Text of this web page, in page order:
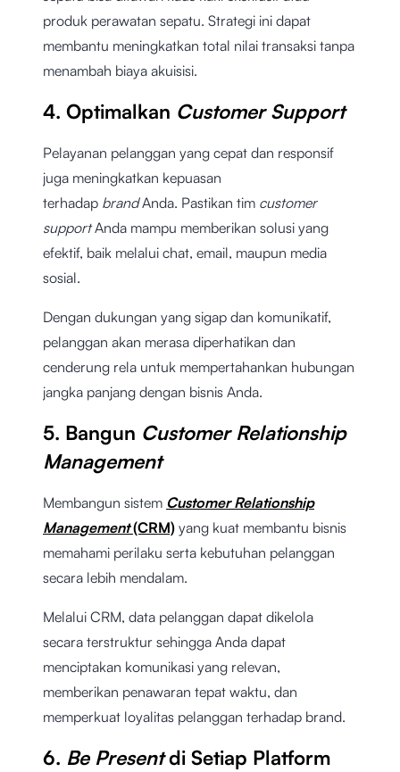
produk perawatan sepatu. Strategi ini dapat
membantu meningkatkan total nilai transaksi tanpa
menambah biaya akuisisi.
4. Optimalkan Customer Support
Pelayanan pelanggan yang cepat dan responsif
juga meningkatkan kepuasan
terhadap brandAnda. Pastikan tim customer
supportAnda mampu memberikan solusi yang
efektif, baik melalui chat, email, maupun media
sosial.
Dengan dukungan yang sigap dan komunikatif,
pelanggan akan merasa diperhatikan dan
cenderung rela untuk mempertahankan hubungan
jangka panjang dengan bisnis Anda.
5. Bangun Customer Relationship
Management
Membangun sistem Customer Relationship
Management(CRM) yang kuat membantu bisnis
memahami perilaku serta kebutuhan pelanggan
secara lebih mendalam.
Melalui CRM, data pelanggan dapat dikelola
secara terstruktur sehingga Anda dapat
menciptakan komunikasi yang relevan,
memberikan penawaran tepat waktu, dan
memperkuat loyalitas pelanggan terhadap brand.
6. Be Presentdi Setiap Platform